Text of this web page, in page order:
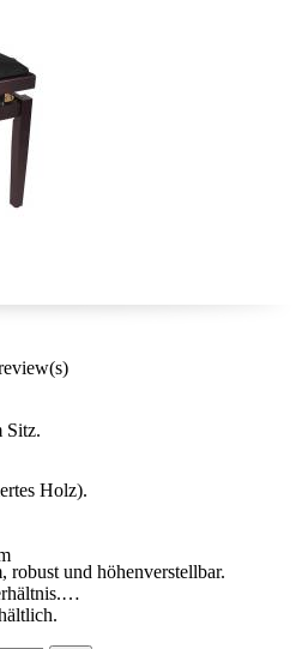
Sitz.
Holz).
robust und höhenverstellbar.